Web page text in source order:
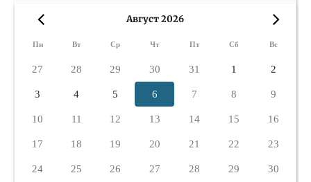
Август 2026
Пн Вт Ср Чт Пт Сб Вс
27 28 29 30 31 1 2
3 4 5 6 7 8 9
10 11 12 13 14 15 16
17 18 19 20 21 22 23
24 25 26 27 28 29 30